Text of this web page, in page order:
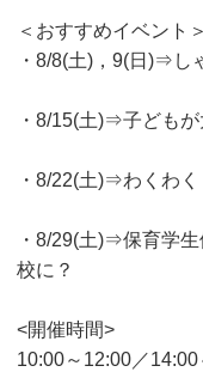
＜おすすめイベント＞
・8/8(土)，9(日)⇒し
・8/15(土)⇒子ども
・8/22(土)⇒わくわ
・8/29(土)⇒保育学
校に？
<開催時間>
10:00～12:00／